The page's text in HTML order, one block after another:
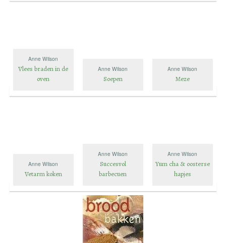
Anne Wilson
Vlees braden in de
oven
Anne Wilson
Soepen
Anne Wilson
Meze
Anne Wilson
Vetarm koken
Anne Wilson
Succesvol
barbecuen
Anne Wilson
Yum cha & oosterse
hapjes